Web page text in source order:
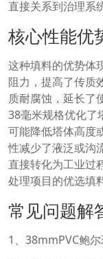
直接关系到治理系
核心性能优
这种填料的优势体
阻力，提高了传质
质耐腐蚀，延长了
38毫米规格优化了
可能降低塔体高度
性减少了液泛或沟
直接转化为工业过
处理项目的优选填
常见问题解
1、38mmPVC鲍